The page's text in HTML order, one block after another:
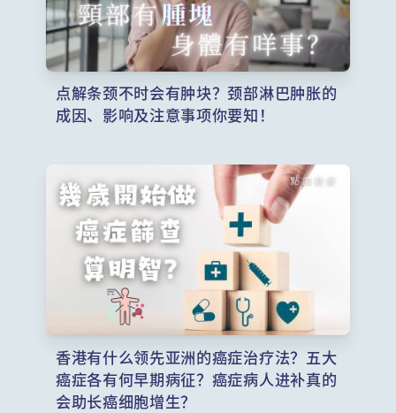
点解条颈不时会有肿块？颈部淋巴肿胀的
成因、影响及注意事项你要知！
香港有什么领先亚洲的癌症治疗法？五大
癌症各有何早期病征？癌症病人进补真的
会助长癌细胞增生？